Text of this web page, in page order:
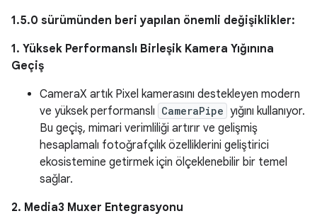
1.5.0 sürümünden beri yapılan önemli değişiklikler:
1. Yüksek Performanslı Birleşik Kamera Yığınına
Geçiş
CameraX artık Pixel kamerasını destekleyen modern
ve yüksek performanslı CameraPipe yığını kullanıyor.
Bu geçiş, mimari verimliliği artırır ve gelişmiş
hesaplamalı fotoğrafçılık özelliklerini geliştirici
ekosistemine getirmek için ölçeklenebilir bir temel
sağlar.
2. Media3 Muxer Entegrasyonu